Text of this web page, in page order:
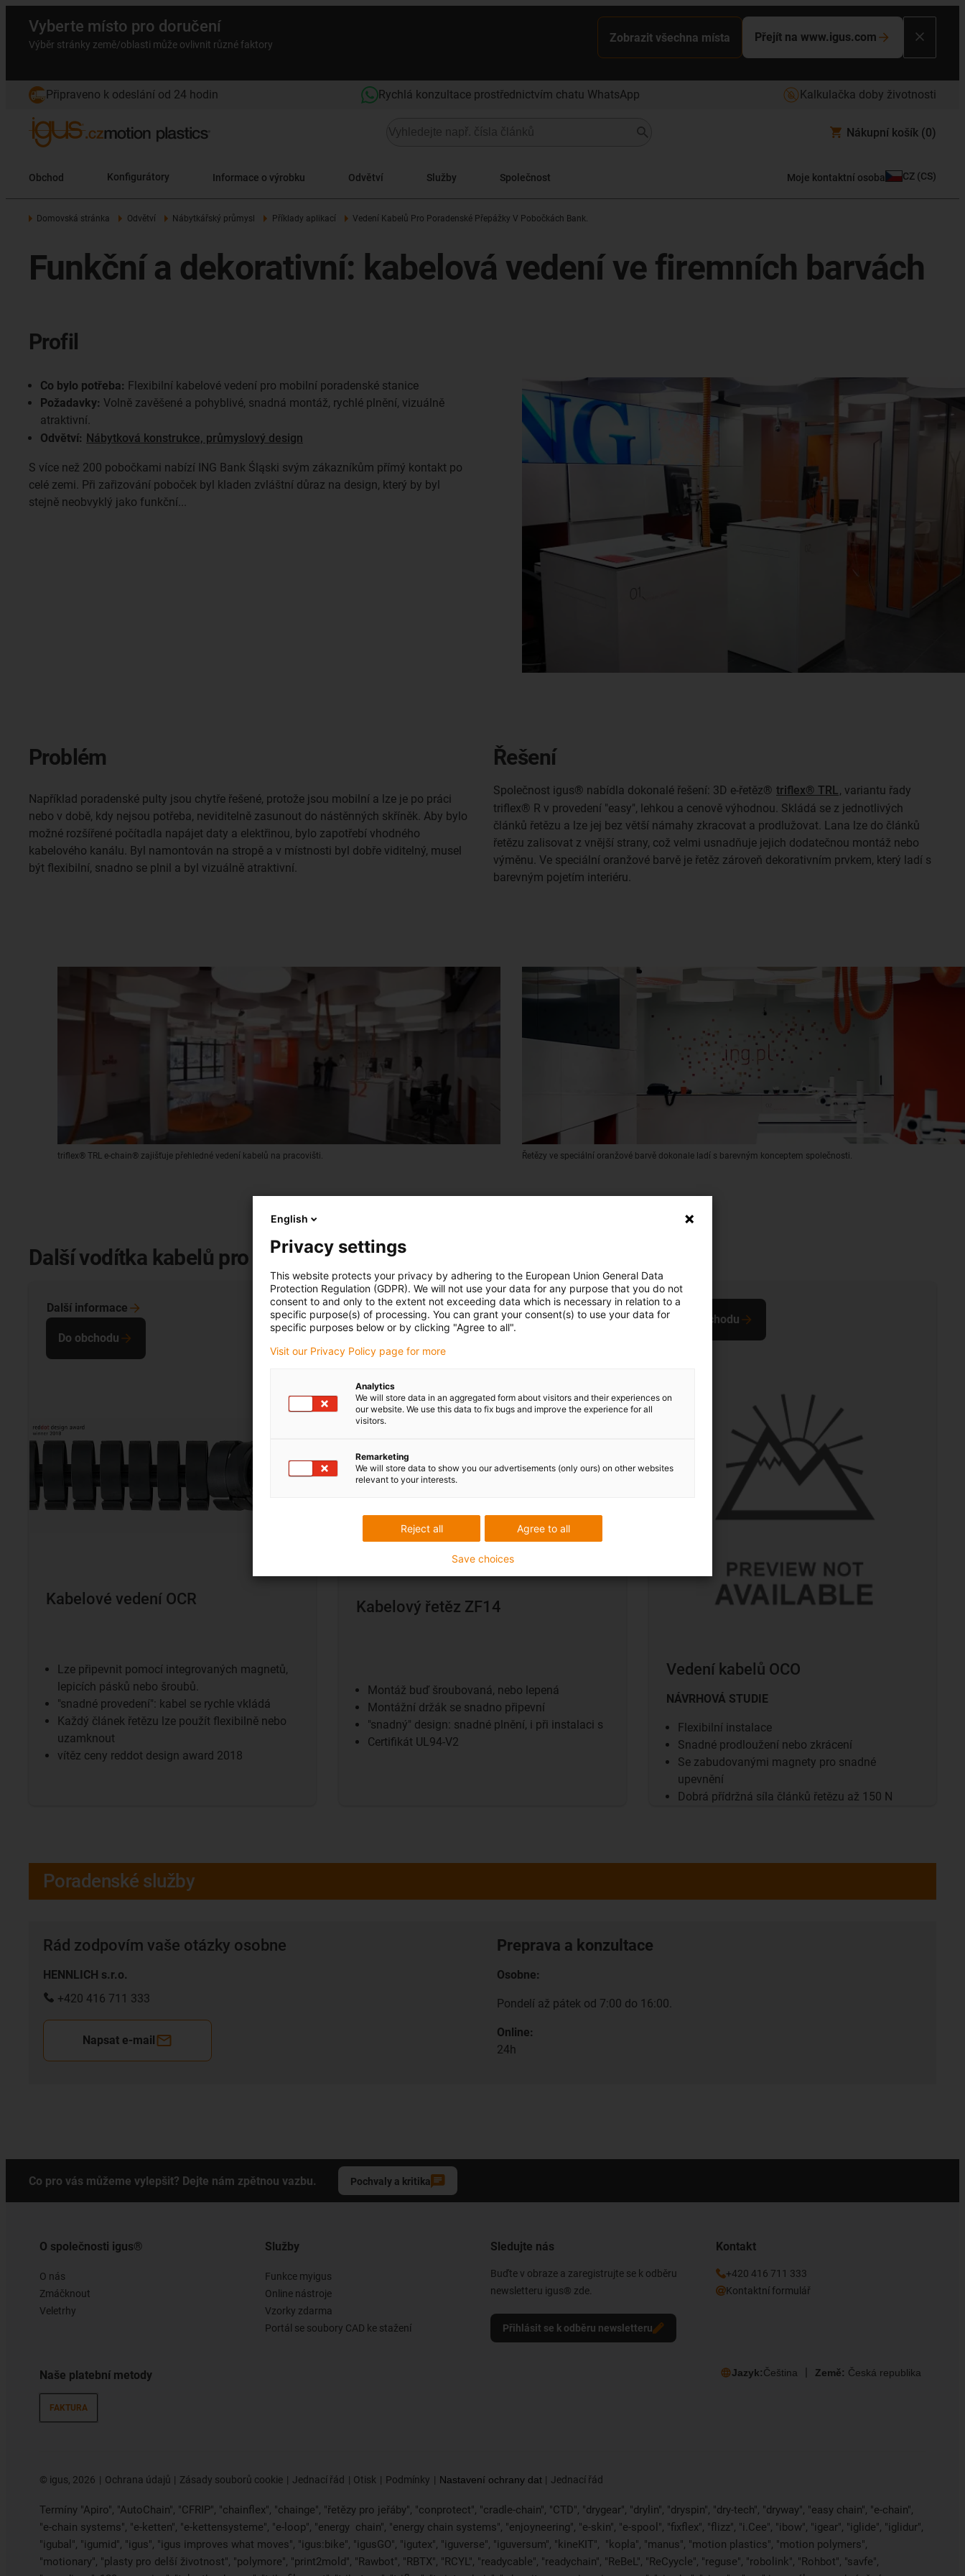
Vyberte místo pro doručení
Výběr stránky země/oblasti může ovlivnit různé faktory
Zobrazit všechna místa Přejít na www.igus.com
Připraveno k odeslání od 24 hodin Rychlá konzultace prostřednictvím chatu WhatsApp Kalkulačka doby životnosti
Nákupní košík (0)
Obchod Konfigurátory Informace o výrobku Odvětví Služby Společnost Moje kontaktní osoba CZ (CS)
Domovská stránka Odvětví Nábytkářský průmysl Příklady aplikací Vedení Kabelů Pro Poradenské Přepážky V Pobočkách Bank.
Funkční a dekorativní: kabelová vedení ve firemních barvách
Profil
Co bylo potřeba: Flexibilní kabelové vedení pro mobilní poradenské stanice
Požadavky: Volně zavěšené a pohyblivé, snadná montáž, rychlé plnění, vizuálně
atraktivní.
Odvětví: Nábytková konstrukce, průmyslový design
S více než 200 pobočkami nabízí ING Bank Śląski svým zákazníkům přímý kontakt po
celé zemi. Při zařizování poboček byl kladen zvláštní důraz na design, který by byl
stejně neobvyklý jako funkční...
Problém
Například poradenské pulty jsou chytře řešené, protože jsou mobilní a lze je po práci
nebo v době, kdy nejsou potřeba, neviditelně zasunout do nástěnných skříněk. Aby bylo
možné rozšířené počítadla napájet daty a elektřinou, bylo zapotřebí vhodného
kabelového kanálu. Byl namontován na stropě a v místnosti byl dobře viditelný, musel
být flexibilní, snadno se plnil a byl vizuálně atraktivní.
Řešení
Společnost igus® nabídla dokonalé řešení: 3D e-řetěz® triflex® TRL, variantu řady
triflex® R v provedení "easy", lehkou a cenově výhodnou. Skládá se z jednotlivých
článků řetězu a lze jej bez větší námahy zkracovat a prodlužovat. Lana lze do článků
řetězu zalisovat z vnější strany, což velmi usnadňuje jejich dodatečnou montáž nebo
výměnu. Ve speciální oranžové barvě je řetěz zároveň dekorativním prvkem, který ladí s
barevným pojetím interiéru.
triflex® TRL e-chain® zajišťuje přehledné vedení kabelů na pracovišti. Řetězy ve speciální oranžové barvě dokonale ladí s barevným konceptem společnosti.
Další vodítka kabelů pro stoly
Kabelové vedení OCR
Lze připevnit pomocí integrovaných magnetů,
lepicích pásků nebo šroubů.
"snadné provedení": kabel se rychle vkládá
Každý článek řetězu lze použít flexibilně nebo
uzamknout
vítěz ceny reddot design award 2018
Další informace
Do obchodu
Kabelový řetěz ZF14
Montáž buď šroubovaná, nebo lepená
Montážní držák se snadno připevní
"snadný" design: snadné plnění, i při instalaci s
Certifikát UL94-V2
Do obchodu
Vedení kabelů OCO
NÁVRHOVÁ STUDIE
Flexibilní instalace
Snadné prodloužení nebo zkrácení
Se zabudovanými magnety pro snadné
upevnění
Dobrá přídržná síla článků řetězu až 150 N
Do obchodu
Poradenské služby
Rád zodpovím vaše otázky osobne
HENNLICH s.r.o.
+420 416 711 333
Napsat e-mail
Preprava a konzultace
Osobne:
Pondelí až pátek od 7:00 do 16:00.
Online:
24h
Co pro vás můžeme vylepšit? Dejte nám zpětnou vazbu. Pochvaly a kritika
O společnosti igus®
O nás
Zmáčknout
Veletrhy
Naše platební metody
FAKTURA
Služby
Funkce myigus
Online nástroje
Vzorky zdarma
Portál se soubory CAD ke stažení
Sledujte nás
Buďte v obraze a zaregistrujte se k odběru
newsletteru igus® zde.
Přihlásit se k odběru newsletteru
Kontakt
+420 416 711 333
Kontaktní formulář
Jazyk:Čeština Země: Česká republika
© igus, 2026 Ochrana údajů Zásady souborů cookie Jednací řád Otisk Podmínky Nastavení ochrany dat Jednací řád
Termíny "Apiro", "AutoChain", "CFRIP", "chainflex", "chainge", "řetězy pro jeřáby", "conprotect", "cradle-chain", "CTD", "drygear", "drylin", "dryspin", "dry-tech", "dryway", "easy chain", "e-chain",
"e-chain systems", "e-ketten", "e-kettensysteme", "e-loop", "energy chain", "energy chain systems", "enjoyneering", "e-skin", "e-spool", "fixflex", "flizz", "i.Cee", "ibow", "igear", "iglide", "iglidur",
"igubal", "igumid", "igus", "igus improves what moves", "igus:bike", "igusGO", "igutex", "iguverse", "iguversum", "kineKIT", "kopla", "manus", "motion plastics", "motion polymers",
"motionary", "plasty pro delší životnost", "polymore", "print2mold", "Rawbot", "RBTX", "RCYL", "readycable", "readychain", "ReBeL", "ReCyycle", "reguse", "robolink", "Rohbot", "savfe",
English
Privacy settings
This website protects your privacy by adhering to the European Union General Data
Protection Regulation (GDPR). We will not use your data for any purpose that you do not
consent to and only to the extent not exceeding data which is necessary in relation to a
specific purpose(s) of processing. You can grant your consent(s) to use your data for
specific purposes below or by clicking "Agree to all".
Visit our Privacy Policy page for more
Analytics
We will store data in an aggregated form about visitors and their experiences on
our website. We use this data to fix bugs and improve the experience for all
visitors.
Remarketing
We will store data to show you our advertisements (only ours) on other websites
relevant to your interests.
Agree to all
Reject all
Save choices